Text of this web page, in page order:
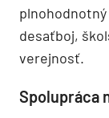
desaťboj,
verejnosť.
Spolupráca